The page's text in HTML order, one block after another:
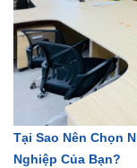
Tại Sao Nên Chọn
Nghiệp Của Bạn?